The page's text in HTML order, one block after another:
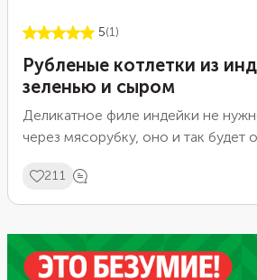
5(1)
Рубленые котлетки из
зеленью и сыром
Деликатное филе индейки не
через мясорубку, оно и так будет
мукой и специями. Фарш станет
время кусочки мяса сохранят
211